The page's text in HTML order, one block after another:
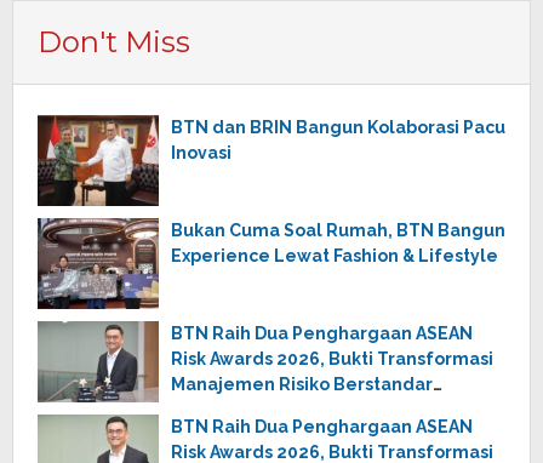
Don't Miss
BTN dan BRIN Bangun Kolaborasi Pacu
Inovasi
Bukan Cuma Soal Rumah, BTN Bangun
Experience Lewat Fashion & Lifestyle
BTN Raih Dua Penghargaan ASEAN
Risk Awards 2026, Bukti Transformasi
Manajemen Risiko Berstandar
Berkelanjutan
BTN Raih Dua Penghargaan ASEAN
Risk Awards 2026, Bukti Transformasi